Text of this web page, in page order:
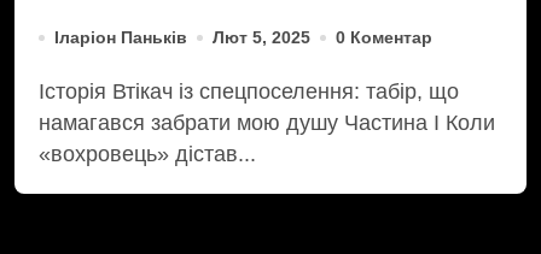
Іларіон Паньків Лют 5, 2025 0 Коментар
Історія Втікач із спецпоселення: табір, що
намагався забрати мою душу Частина І Коли
«вохровець» дістав...